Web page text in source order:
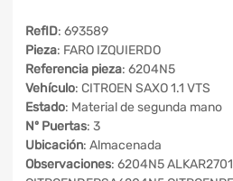
RefID: 693589
Pieza: FARO IZQUIERDO
Referencia pieza: 6204N5
Vehículo: CITROEN SAXO 1.1 VTS
Estado: Material de segunda mano
Nº Puertas: 3
Ubicación: Almacenada
Observaciones: 6204N5